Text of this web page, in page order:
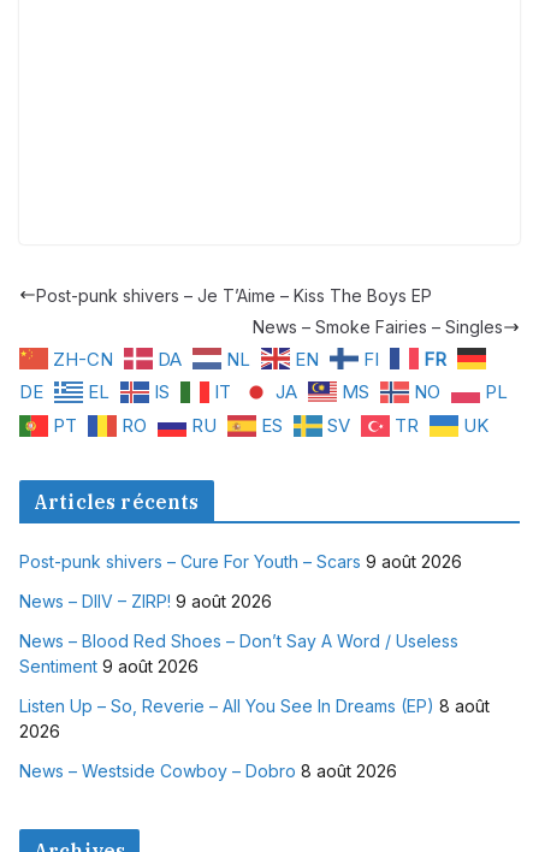
Post-punk shivers – Je T’Aime – Kiss The Boys EP
News – Smoke Fairies – Singles
ZH-CN DA NL EN FI
FR
DE
EL IS IT JA MS NO
PL
PT
RO RU ES SV TR UK
Articles récents
Post-punk shivers – Cure For Youth – Scars 9 août 2026
News – DIIV – ZIRP! 9 août 2026
News – Blood Red Shoes – Don’t Say A Word / Useless
Sentiment 9 août 2026
Listen Up – So, Reverie – All You See In Dreams (EP) 8 août
2026
News – Westside Cowboy – Dobro 8 août 2026